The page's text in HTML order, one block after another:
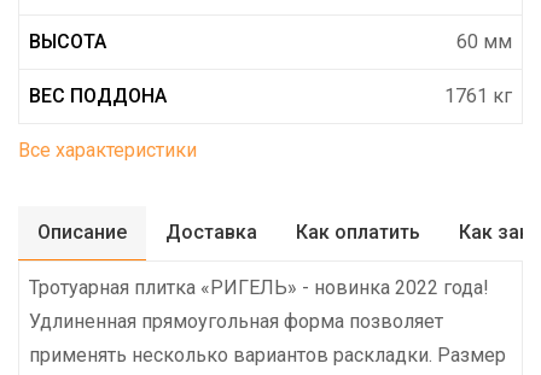
ВЫСОТА 60 мм
ВЕС ПОДДОНА 1761 кг
Все характеристики
Описание Доставка Как оплатить Как
Тротуарная плитка «РИГЕЛЬ» - новинка 2022 года!
Удлиненная прямоугольная форма позволяет
применять несколько вариантов раскладки. Размер